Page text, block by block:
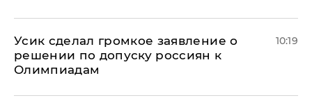
Усик сделал громкое заявление о
решении по допуску россиян к
Олимпиадам
10:19